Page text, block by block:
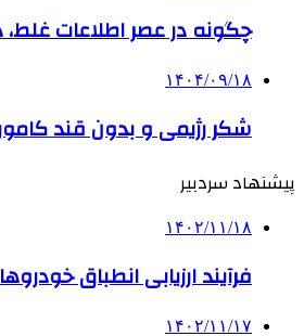
چگونه در عصر اطلاعات
۱۴۰۴/۰۹/۱۸
شکر رژیمی و بدون قند
پیشنهاد سردبیر
۱۴۰۲/۱۱/۱۸
فرآیند ارزیابی انطباق
۱۴۰۲/۱۱/۱۷